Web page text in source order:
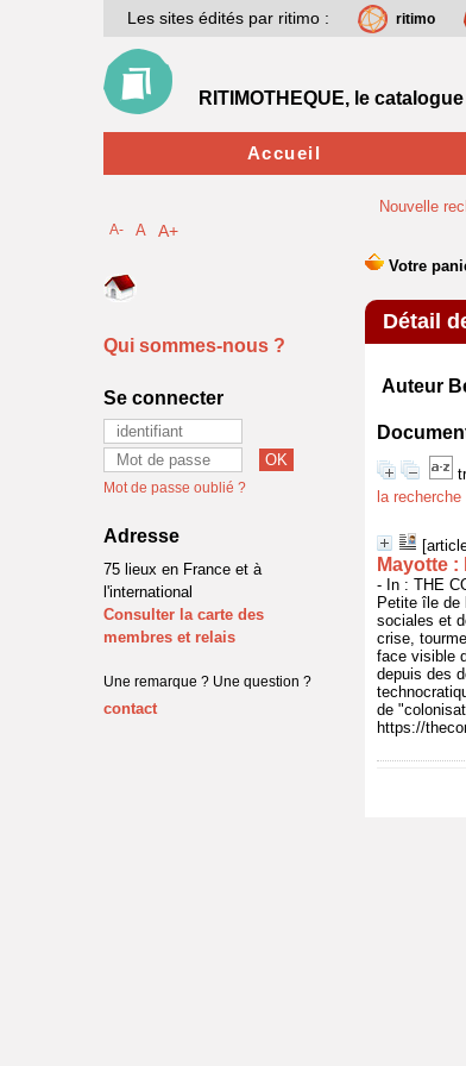
Nouvelle
Détail
Auteur
la recherche
Mayotte
- In : THE
Petite île de
sociales et
crise,
face visible
depuis des
de
https://
Les sites édités par ritimo : ritimo
RITIMOTHEQUE, le
Accueil
A- A A+
Qui sommes-nous ?
Se connecter
Mot de passe oublié ?
Adresse
75 lieux en France et à
l'international
Consulter la carte des
membres et relais
Une remarque ? Une question ?
contact